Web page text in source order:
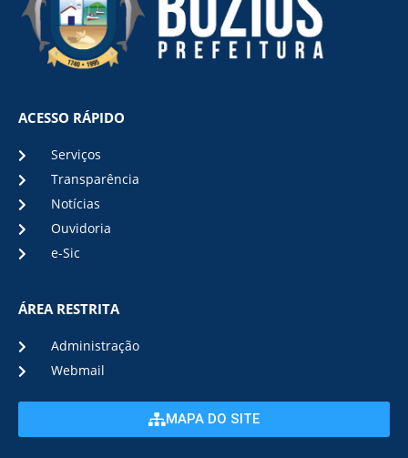
ACESSO RÁPIDO
Serviços
Transparência
Notícias
Ouvidoria
e-Sic
ÁREA RESTRITA
Administração
Webmail
MAPA DO SITE